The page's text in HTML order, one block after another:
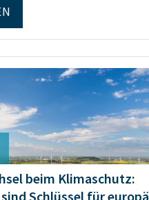
beim Klimaschutz:
Schlüssel für